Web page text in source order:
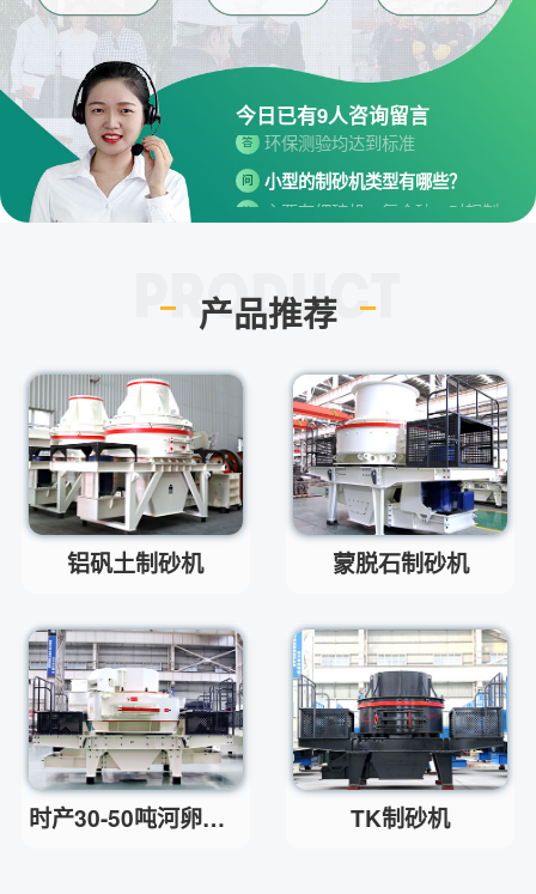
今日已有9人咨询留言
问 移动破碎机时产多少方？
每小时30-300方的型号都有。
答 环保测验均达到标准
答
主要有细碎机，复合破，对辊制
砂机，HX制砂机等
河南省郑州市高新技术开发区梧
桐街与红松路交叉口中国高端矿
问 制砂机最小的产量是多少？
最小每小时12吨
问 移动破碎机时产多少方？
每小时30-300方的型号都有。
问 红星制砂机在环保上达标吗？
环保测验均达到标准
主要有细碎机，复合破，对辊制
砂机，HX制砂机等
产品推荐
铝矾土制砂机 蒙脱石制砂机
时产30-50吨河卵石制砂机 TK制砂机